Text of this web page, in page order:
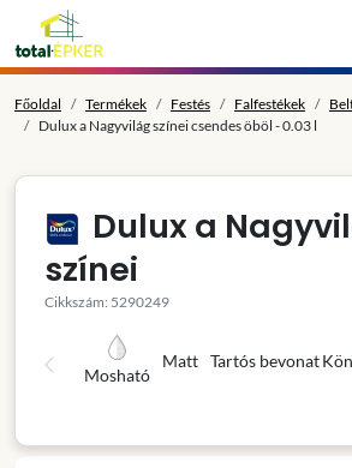
Főoldal Termékek Festés Falfestékek
Dulux a Nagyvilág színei csendes öböl - 0.03 l
Dulux a
színei
Cikkszám: 5290249
Mosható
Matt Tartós bevonat